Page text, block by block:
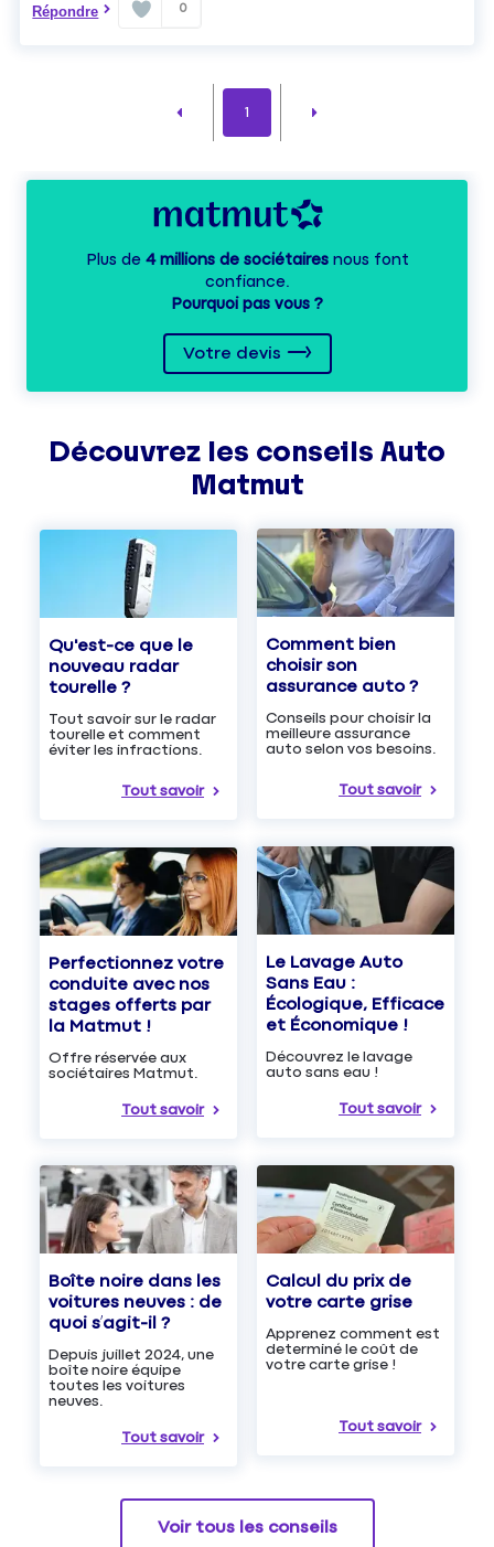
Répondre 0
1
Plus de 4 millions de sociétairesnous font
confiance.
Pourquoi pas vous ?
Votre devis
Découvrez les conseils Auto
Matmut
Qu'est-ce que le
nouveau radar
tourelle ?
Tout savoir sur le radar
tourelle et comment
éviter les infractions.
Tout savoir
Comment bien
choisir son
assurance auto ?
Conseils pour choisir la
meilleure assurance
auto selon vos besoins.
Tout savoir
Perfectionnez votre
conduite avec nos
stages offerts par
la Matmut !
Offre réservée aux
sociétaires Matmut.
Tout savoir
Le Lavage Auto
Sans Eau :
Écologique, Efficace
et Économique !
Découvrez le lavage
auto sans eau !
Tout savoir
Boîte noire dans les
voitures neuves : de
quoi s’agit-il ?
Depuis juillet 2024, une
boîte noire équipe
toutes les voitures
neuves.
Tout savoir
Calcul du prix de
votre carte grise
Apprenez comment est
determiné le coût de
votre carte grise !
Tout savoir
Voir tous les conseils